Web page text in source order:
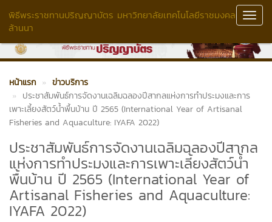
พิธีพระราชทานปริญญาบัตร มหาวิทยาลัยเทคโนโลยีราชมงคล
ล้านนา
หน้าแรก
ข่าวบริการ
ประชาสัมพันธ์การจัดงานเฉลิมฉลองปีสากลแห่งการทำประมงและการ
เพาะเลี้ยงสัตว์น้ำพื้นบ้าน ปี 2565 (International Year of Artisanal
Fisheries and Aquaculture: IYAFA 2022)
ประชาสัมพันธ์การจัดงานเฉลิมฉลองปีสากล
แห่งการทำประมงและการเพาะเลี้ยงสัตว์น้ำ
พื้นบ้าน ปี 2565 (International Year of
Artisanal Fisheries and Aquaculture:
IYAFA 2022)